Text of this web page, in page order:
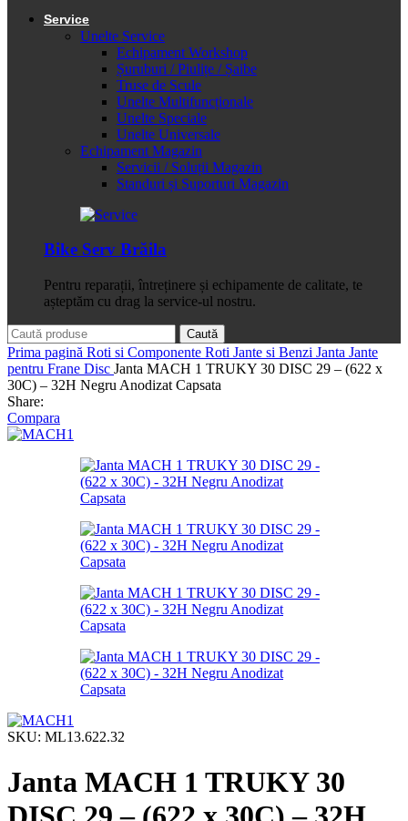
Service
Unelte Service
Echipament Workshop
Șuruburi / Piulițe / Șaibe
Truse de Scule
Unelte Multifuncționale
Unelte Speciale
Unelte Universale
Echipament Magazin
Servicii / Soluții Magazin
Standuri și Suporturi Magazin
Bike Serv Brăila
Pentru reparații, întreținere și echipamente de calitate, te
așteptăm cu drag la service-ul nostru.
Caută
Prima pagină Roti si Componente Roti Jante si Benzi Janta Jante
pentru Frane Disc Janta MACH 1 TRUKY 30 DISC 29 – (622 x
30C) – 32H Negru Anodizat Capsata
Share:
Compara
SKU: ML13.622.32
Janta MACH 1 TRUKY 30